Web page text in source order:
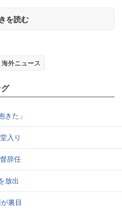
を読む
外ニュース
きた」
入り
辞任
放出
裏目